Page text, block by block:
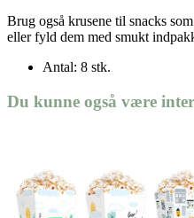
Brug også krusene til snacks
eller fyld dem med smukt
Antal: 8 stk.
Du kunne også være